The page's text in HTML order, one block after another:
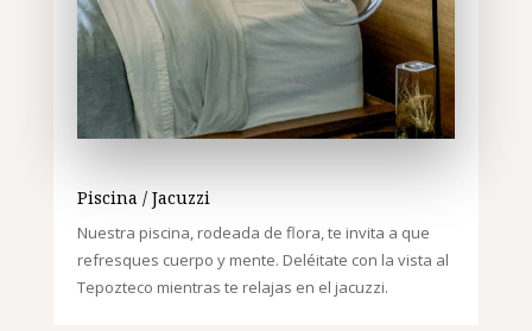
Piscina / Jacuzzi
Nuestra piscina, rodeada de flora, te invita a que
refresques cuerpo y mente. Deléitate con la vista al
Tepozteco mientras te relajas en el jacuzzi.